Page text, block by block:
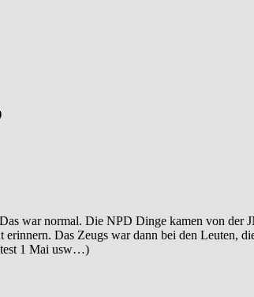
war normal. Die NPD Dinge kamen von der
Das Zeugs war dann bei den Leuten,
1 Mai usw…)